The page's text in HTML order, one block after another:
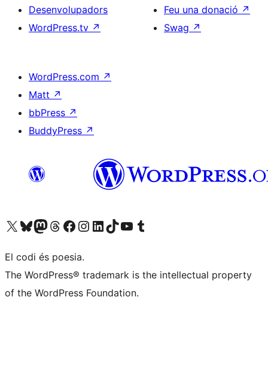
Desenvolupadors
WordPress.tv ↗
Feu una donació ↗
Swag ↗
WordPress.com ↗
Matt ↗
bbPress ↗
BuddyPress ↗
Visiteu el nostre compte X (abans Twitter)
Visiteu el nostre compte de Bluesky
Visiteu el nostre compte al Mastodon
Visiteu el nostre compte de Threads
Visiteu la nostra pàgina al Facebook
Visiteu el nostre compte d'Instagram
Visiteu el nostre compte de LinkedIn
Visiteu el nostre compte de TikTok
Visiteu el nostre canal al YouTube
Visiteu el nostre compte de Tumblr
El codi és poesia.
The WordPress® trademark is the intellectual property
of the WordPress Foundation.